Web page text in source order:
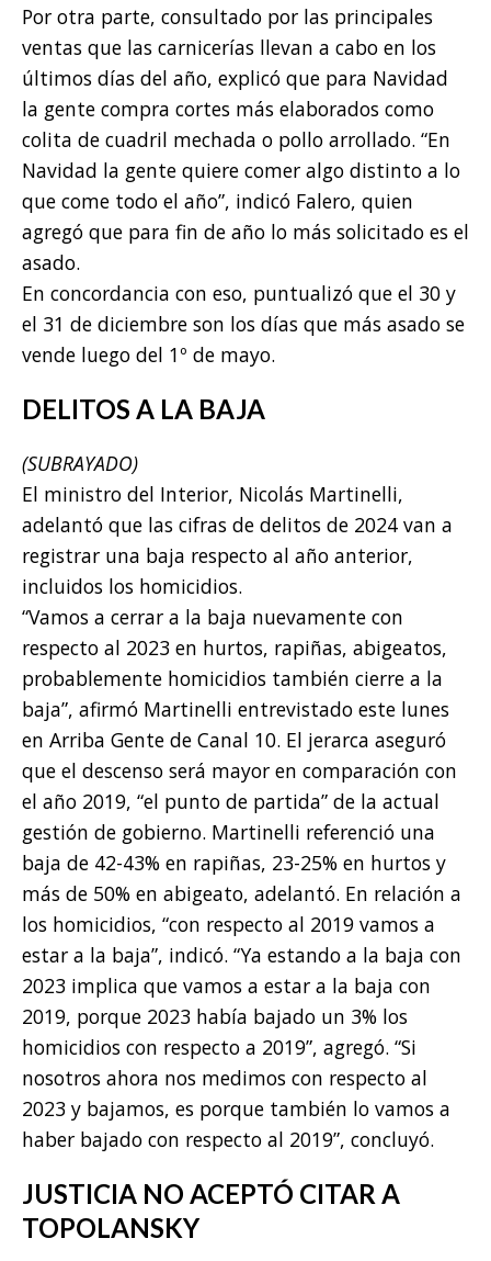
Por otra parte, consultado por las principales
ventas que las carnicerías llevan a cabo en los
últimos días del año, explicó que para Navidad
la gente compra cortes más elaborados como
colita de cuadril mechada o pollo arrollado. “En
Navidad la gente quiere comer algo distinto a lo
que come todo el año”, indicó Falero, quien
agregó que para fin de año lo más solicitado es el
asado.
En concordancia con eso, puntualizó que el 30 y
el 31 de diciembre son los días que más asado se
vende luego del 1º de mayo.
DELITOS A LA BAJA
(SUBRAYADO)
El ministro del Interior, Nicolás Martinelli,
adelantó que las cifras de delitos de 2024 van a
registrar una baja respecto al año anterior,
incluidos los homicidios.
“Vamos a cerrar a la baja nuevamente con
respecto al 2023 en hurtos, rapiñas, abigeatos,
probablemente homicidios también cierre a la
baja”, afirmó Martinelli entrevistado este lunes
en Arriba Gente de Canal 10. El jerarca aseguró
que el descenso será mayor en comparación con
el año 2019, “el punto de partida” de la actual
gestión de gobierno. Martinelli referenció una
baja de 42-43% en rapiñas, 23-25% en hurtos y
más de 50% en abigeato, adelantó. En relación a
los homicidios, “con respecto al 2019 vamos a
estar a la baja”, indicó. “Ya estando a la baja con
2023 implica que vamos a estar a la baja con
2019, porque 2023 había bajado un 3% los
homicidios con respecto a 2019”, agregó. “Si
nosotros ahora nos medimos con respecto al
2023 y bajamos, es porque también lo vamos a
haber bajado con respecto al 2019”, concluyó.
JUSTICIA NO ACEPTÓ CITAR A
TOPOLANSKY